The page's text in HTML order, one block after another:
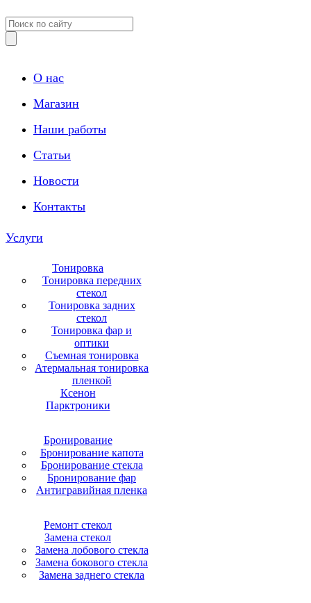
О нас
Магазин
Наши работы
Статьи
Новости
Контакты
Услуги
Тонировка
Тонировка передних
стекол
Тонировка задних
стекол
Тонировка фар и
оптики
Съемная тонировка
Атермальная тонировка
пленкой
Ксенон
Парктроники
Бронирование
Бронирование капота
Бронирование стекла
Бронирование фар
Антигравийная пленка
Ремонт стекол
Замена стекол
Замена лобового стекла
Замена бокового стекла
Замена заднего стекла